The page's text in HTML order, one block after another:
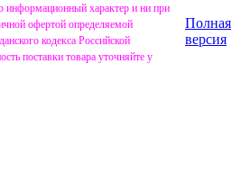
информационный характер и ни при
офертой определяемой
кодекса Российской
поставки товара уточняйте у
Полная
версия